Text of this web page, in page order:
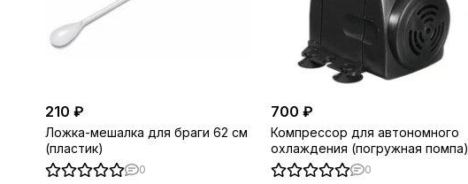
210 ₽
Ложка-мешалка для браги 62 см
(пластик)
0
700 ₽
Компрессор для автономного
охлаждения (погружная помпа)
(5w, 400л.ч.)
0